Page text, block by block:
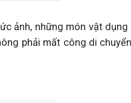
ảnh, những món vật dụng
phải mất công di